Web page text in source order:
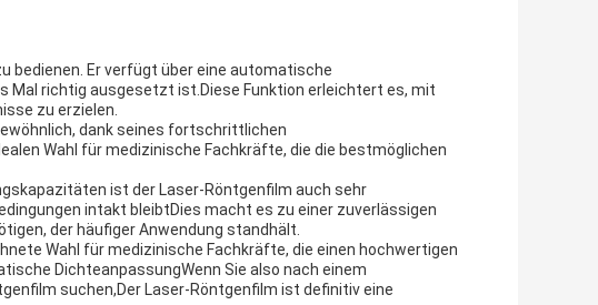
bedienen. Er verfügt über eine automatische
Mal richtig ausgesetzt ist.Diese Funktion erleichtert es, mit
zu erzielen.
dank seines fortschrittlichen
Wahl für medizinische Fachkräfte, die die bestmöglichen
ist der Laser-Röntgenfilm auch sehr
intakt bleibtDies macht es zu einer zuverlässigen
der häufiger Anwendung standhält.
Wahl für medizinische Fachkräfte, die einen hochwertigen
DichteanpassungWenn Sie also nach einem
suchen,Der Laser-Röntgenfilm ist definitiv eine